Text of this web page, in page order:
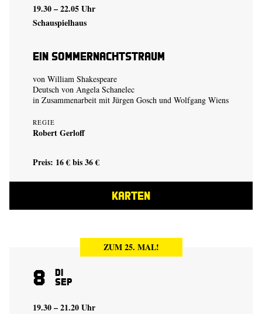
19.30 – 22.05 Uhr
Schauspielhaus
Ein Sommer­nachtstraum
von William Shakespeare
Deutsch von Angela Schanelec
in Zusammenarbeit mit Jürgen Gosch und Wolfgang Wiens
REGIE
Robert Gerloff
Preis: 16 € bis 36 €
KARTEN
ZUM 25. MAL!
8 Di
Sep
19.30 – 21.20 Uhr